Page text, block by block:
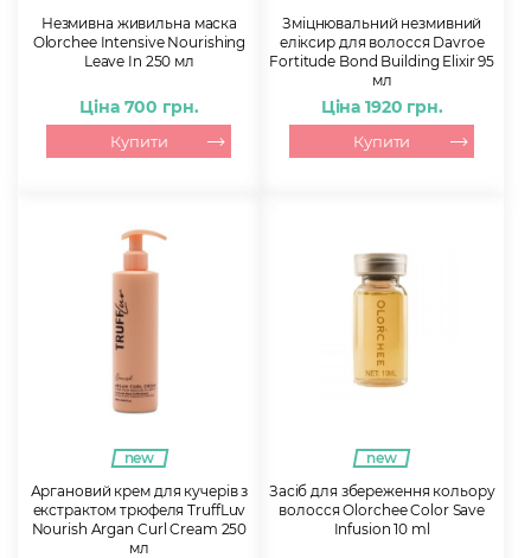
Незмивна живильна маска
Olorchee Intensive Nourishing
Leave In 250 мл
Ціна 700 грн.
Купити
Зміцнювальний незмивний
еліксир для волосся Davroe
Fortitude Bond Building Elixir 95
мл
Ціна 1920 грн.
Купити
new
Аргановий крем для кучерів з
екстрактом трюфеля TruffLuv
Nourish Argan Curl Cream 250
мл
new
Засіб для збереження кольору
волосся Olorchee Color Save
Infusion 10 ml